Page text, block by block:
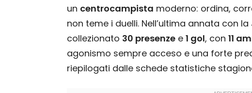
un centrocampista moderno: ordina,
non teme i duelli. Nell’ultima annata con la
collezionato 30 presenze e 1 gol, con 11
agonismo sempre acceso e una forte
riepilogati dalle schede statistiche